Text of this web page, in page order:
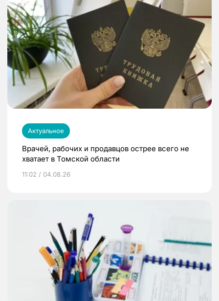
Актуальное
Врачей, рабочих и продавцов острее всего не
хватает в Томской области
11:02 / 04.08.26